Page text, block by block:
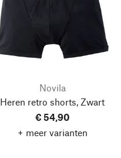
Novila
Heren retro shorts, Zwart
€ 54,90
+ meer varianten